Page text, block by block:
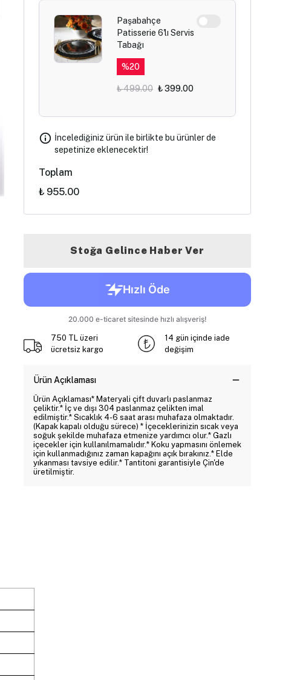
Paşabahçe
Patisserie 6'lı Servis
Tabağı
%20
₺ 499.00 ₺ 399.00
İncelediğiniz ürün ile birlikte bu ürünler de
sepetinize eklenecektir!
Toplam
₺ 955.00
Stoğa Gelince Haber Ver
750 TL üzeri
ücretsiz kargo
14 gün içinde iade
değişim
Ürün Açıklaması
Ürün Açıklaması* Materyali çift duvarlı paslanmaz
çeliktir.* İç ve dışı 304 paslanmaz çelikten imal
edilmiştir.* Sıcaklık 4-6 saat arası muhafaza olmaktadır.
(Kapak kapalı olduğu sürece) * İçeceklerinizin sıcak veya
soğuk şekilde muhafaza etmenize yardımcı olur.* Gazlı
içecekler için kullanılmamalıdır.* Koku yapmasını önlemek
için kullanmadığınız zaman kapağını açık bırakınız.* Elde
yıkanması tavsiye edilir.* Tantitoni garantisiyle Çin'de
üretilmiştir.